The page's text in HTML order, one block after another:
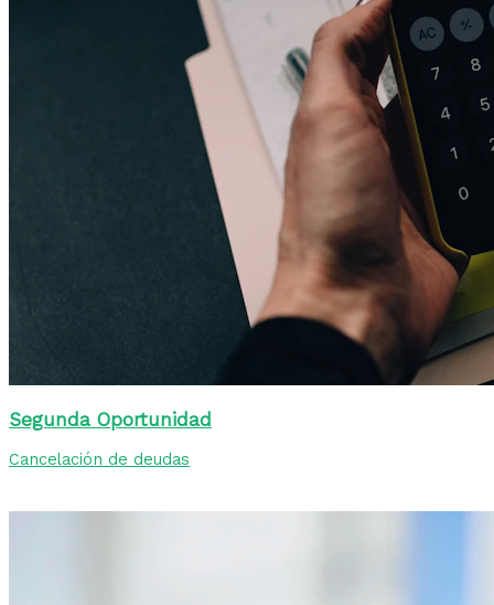
Segunda Oportunidad
Cancelación de deudas